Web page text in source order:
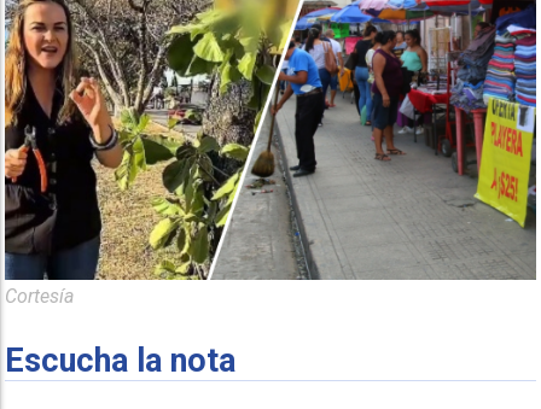
Cortesía
Escucha la nota